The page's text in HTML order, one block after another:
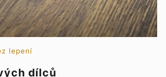
lepení
dílců